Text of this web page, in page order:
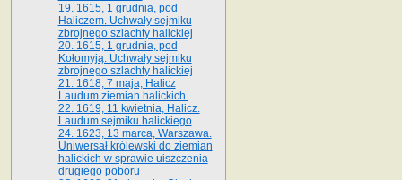
19. 1615, 1 grudnia, pod
Haliczem. Uchwały sejmiku
zbrojnego szlachty halickiej
20. 1615, 1 grudnia, pod
Kołomyją. Uchwały sejmiku
zbrojnego szlachty halickiej
21. 1618, 7 maja, Halicz
Laudum ziemian halickich.
22. 1619, 11 kwietnia, Halicz.
Laudum sejmiku halickiego
24. 1623, 13 marca, Warszawa.
Uniwersał królewski do ziemian
halickich w sprawie uiszczenia
drugiego poboru